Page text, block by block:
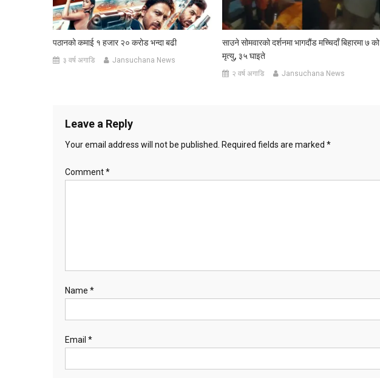
पठानको कमाई १ हजार २० करोड भन्दा बढी
३ वर्ष अगाडि Jansuchana News
साउने सोमवारको दर्शनमा भागदौंड मच्चिदाँ बिहारमा ७ को
मृत्यु, ३५ घाइते
२ वर्ष अगाडि Jansuchana News
Leave a Reply
Your email address will not be published. Required fields are marked *
Comment*
Name *
Email *